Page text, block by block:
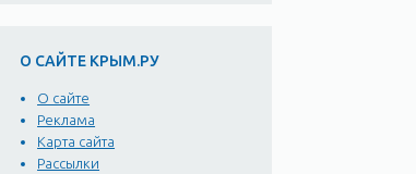
О САЙТЕ КРЫМ.РУ
О сайте
Реклама
Карта сайта
Рассылки